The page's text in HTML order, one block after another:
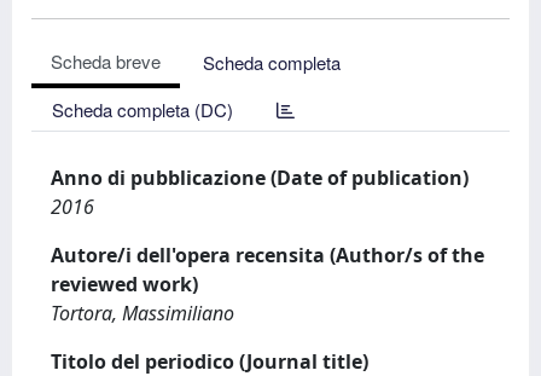
Scheda breve
Scheda completa
Scheda completa (DC)
Anno di pubblicazione (Date of publication)
2016
Autore/i dell'opera recensita (Author/s of the
reviewed work)
Tortora, Massimiliano
Titolo del periodico (Journal title)